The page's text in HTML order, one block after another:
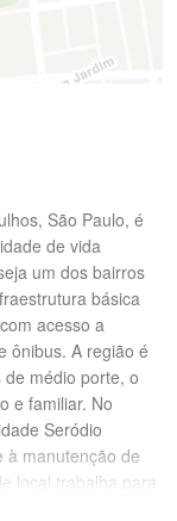
São Paulo, é
de vida
um dos bairros
básica
acesso a
ônibus. A região é
médio porte, o
e familiar. No
Seródio
à manutenção de
local trabalha para
do